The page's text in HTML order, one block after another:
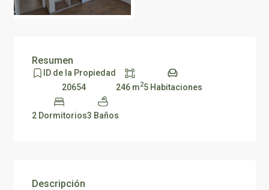
Resumen
ID de la Propiedad
20654
246 m25 Habitaciones
2 Dormitorios3 Baños
Descripción